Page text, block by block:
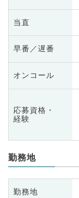
当直
早番／遅番
オンコール
応募資格・
経験
勤務地
勤務地